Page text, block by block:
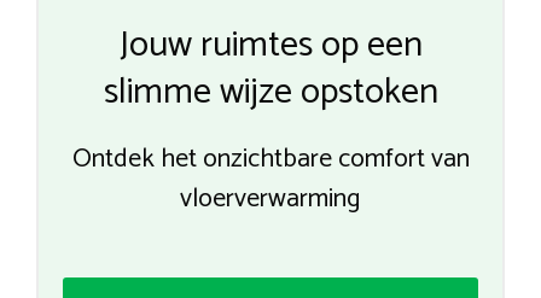
Jouw ruimtes op een
slimme wijze opstoken
Ontdek het onzichtbare comfort van
vloerverwarming